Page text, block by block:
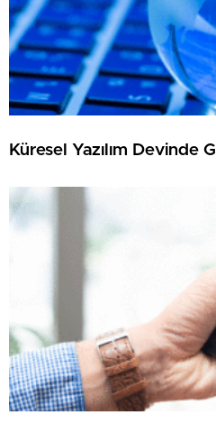
Küresel Yazılım Devinde